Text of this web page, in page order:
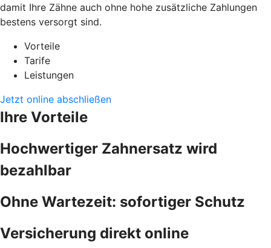
damit Ihre Zähne auch ohne hohe zusätzliche Zahlungen
bestens versorgt sind.
Vorteile
Tarife
Leistungen
Jetzt online abschließen
Ihre Vorteile
Hochwertiger Zahnersatz wird
bezahlbar
Ohne Wartezeit: sofortiger Schutz
Versicherung direkt online